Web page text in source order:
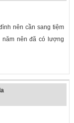
nên cần sang tiệm
nên đã có lượng